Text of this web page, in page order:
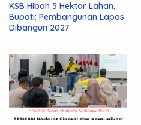
KSB Hibah 5 Hektar Lahan,
Bupati: Pembangunan Lapas
Dibangun 2027